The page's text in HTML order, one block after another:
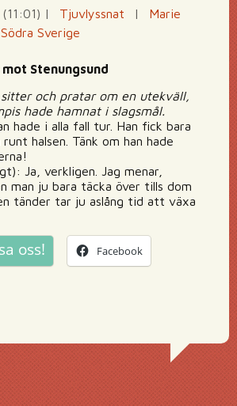
| Tjuvlyssnat |
Marie
Södra Sverige
Stenungsund
sitter och pratar om en utekväll,
hade hamnat i slagsmål.
hade i alla fall tur. Han fick bara
halsen. Tänk om han hade
Ja, verkligen. Jag menar,
man ju bara täcka över tills dom
tänder tar ju aslång tid att växa
oss! Facebook